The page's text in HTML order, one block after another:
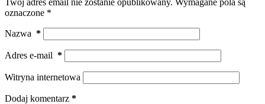
oznaczone *
Nazwa *
Adres e-mail *
Witryna internetowa
Dodaj komentarz *